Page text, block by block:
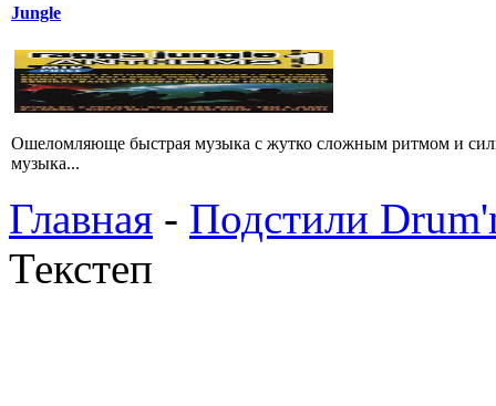
Jungle
Ошеломляюще быстрая музыка с жутко сложным ритмом и
музыка...
Главная - Подстили
Текстеп